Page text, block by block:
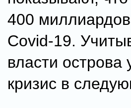
400
Covid-19.
власти
кризис в